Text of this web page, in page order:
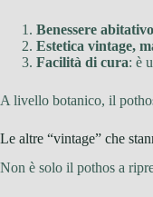
Benessere abitativo
Estetica vintage,
Facilità di cura: è
A livello botanico, il
Le altre “vintage” che
Non è solo il pothos a